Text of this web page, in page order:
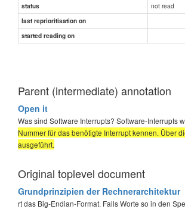
status not read
last reprioritisation on
started reading on
Parent (intermediate) annotation
Open it
Was sind Software Interrupts? Software-
Nummer für das benötigte Interrupt kennen. Über
ausgeführt.
Original toplevel document
Grundprinzipien der Rechnerarchitektur
rt das Big-Endian-Format. Falls Worte so in den